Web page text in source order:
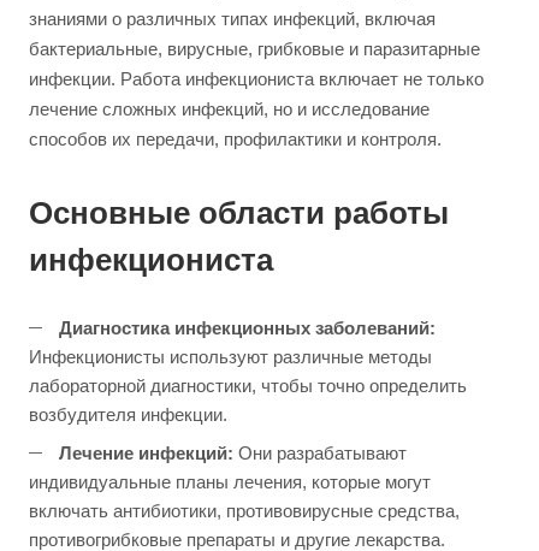
знаниями о различных типах инфекций, включая
бактериальные, вирусные, грибковые и паразитарные
инфекции. Работа инфекциониста включает не только
лечение сложных инфекций, но и исследование
способов их передачи, профилактики и контроля.
Основные области работы
инфекциониста
Диагностика инфекционных заболеваний:
Инфекционисты используют различные методы
лабораторной диагностики, чтобы точно определить
возбудителя инфекции.
Лечение инфекций: Они разрабатывают
индивидуальные планы лечения, которые могут
включать антибиотики, противовирусные средства,
противогрибковые препараты и другие лекарства.